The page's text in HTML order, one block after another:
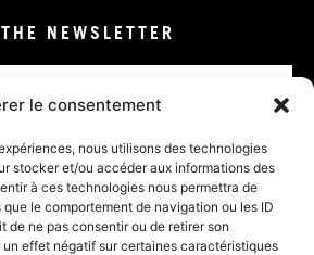
le consentement
nous utilisons des technologies
stocker et/ou accéder aux informations des
à ces technologies nous permettra de
le comportement de navigation ou les ID
de ne pas consentir ou de retirer son
effet négatif sur certaines caractéristiques
NEWSLETTER